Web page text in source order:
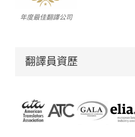
年度最佳翻譯公司
翻譯員資歷